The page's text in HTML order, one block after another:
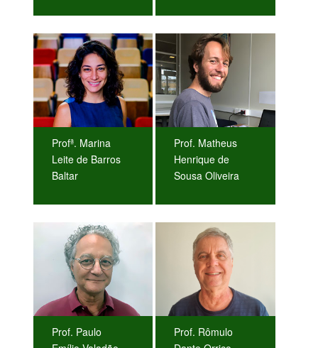
Profª. Marina
Leite de Barros
Baltar
Prof. Matheus
Henrique de
Sousa Oliveira
Prof. Paulo
Prof. Rômulo